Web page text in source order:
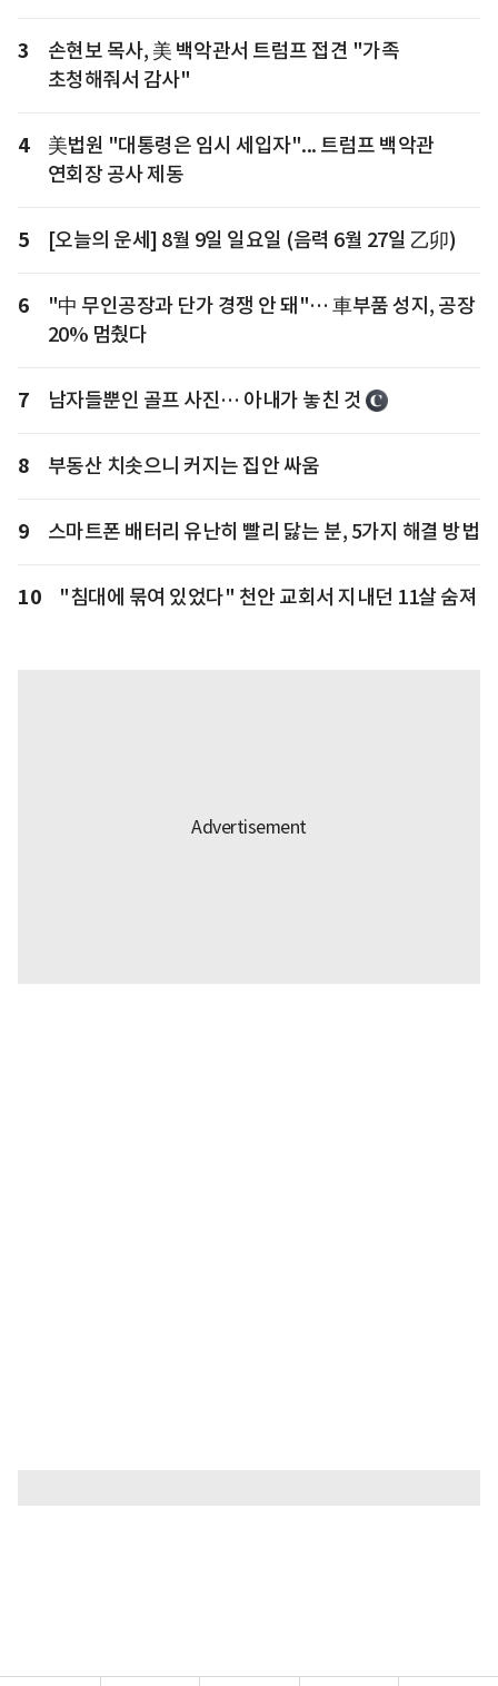
3
손현보 목사, 美 백악관서 트럼프 접견 "가족
초청해줘서 감사"
4
美법원 "대통령은 임시 세입자"... 트럼프 백악관
연회장 공사 제동
5 [오늘의 운세] 8월 9일 일요일 (음력 6월 27일 乙卯)
6
"中 무인공장과 단가 경쟁 안 돼"… 車부품 성지, 공장
20% 멈췄다
7 남자들뿐인 골프 사진… 아내가 놓친 것
8 부동산 치솟으니 커지는 집안 싸움
9 스마트폰 배터리 유난히 빨리 닳는 분, 5가지 해결 방법
10 "침대에 묶여 있었다" 천안 교회서 지내던 11살 숨져